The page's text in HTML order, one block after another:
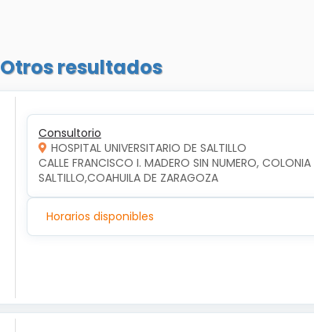
Otros resultados
Consultorio
HOSPITAL UNIVERSITARIO DE SALTILLO
CALLE FRANCISCO I. MADERO SIN NUMERO,
SALTILLO,COAHUILA DE ZARAGOZA
Horarios disponibles